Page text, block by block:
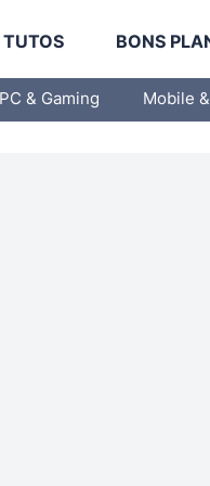
TUTOS BONS
PC & Gaming Mobile